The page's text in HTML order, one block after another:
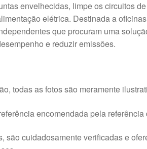
envelhecidas, limpe os circuitos
elétrica. Destinada a
que procuram uma
e reduzir emissões.
todas as fotos são meramente
encomendada pela
são cuidadosamente verificadas e